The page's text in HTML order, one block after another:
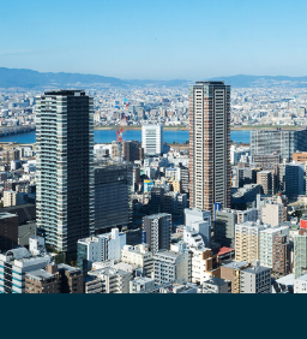
画風
ラン
ディ
ング
ペー
ジを
紹